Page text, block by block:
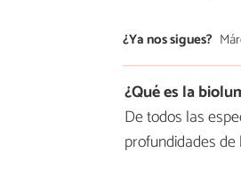
¿Ya nos sigues?
¿Qué es la
De todos las
profundidades